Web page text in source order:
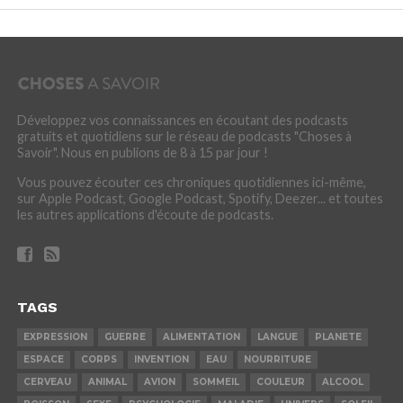
Développez vos connaissances en écoutant des podcasts
gratuits et quotidiens sur le réseau de podcasts "Choses à
Savoir". Nous en publions de 8 à 15 par jour !
Vous pouvez écouter ces chroniques quotidiennes ici-même,
sur Apple Podcast, Google Podcast, Spotify, Deezer... et toutes
les autres applications d'écoute de podcasts.
TAGS
EXPRESSION GUERRE ALIMENTATION LANGUE
PLANETE
ESPACE
CORPS INVENTION EAU
NOURRITURE
CERVEAU
ANIMAL AVION SOMMEIL COULEUR
ALCOOL